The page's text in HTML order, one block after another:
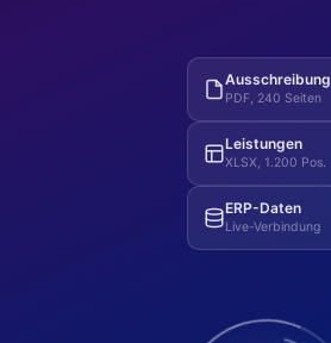
Ausschreibung
PDF, 240 Seiten
Leistungen
XLSX, 1.200 Pos.
ERP-Daten
Live-Verbindung